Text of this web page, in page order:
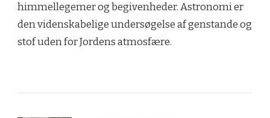
himmellegemer og begivenheder. Astronomi er
den videnskabelige undersøgelse af genstande og
stof uden for Jordens atmosfære.